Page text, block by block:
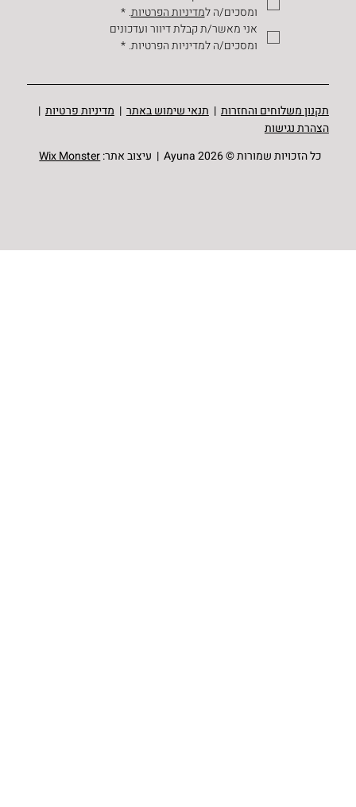
ומסכים/ה למדיניות הפרטיות.
*
ומסכים/ה למדיניות הפרטיות. *
כל הזכויות שמורות © Ayuna 2026 | עיצוב אתר: Wix Monster
תקנון משלוחים והחזרות | תנאי שימוש באתר | מדיניות פרטיות |
הצהרת נגישות